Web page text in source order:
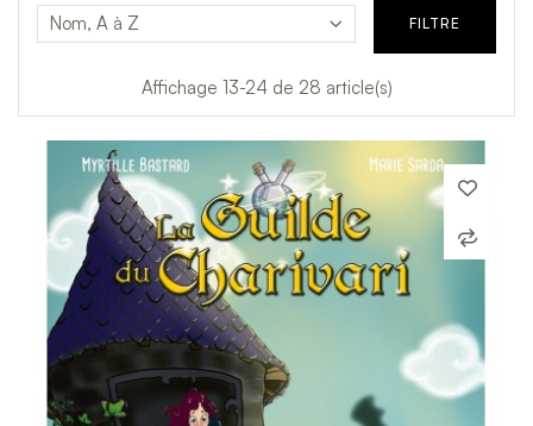
Nom, A à Z FILTRE
Affichage 13-24 de 28 article(s)